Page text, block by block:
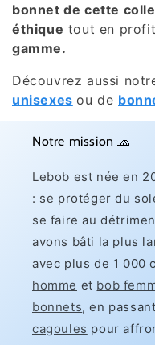
bonnet de cette
éthique tout en
gamme.
Découvrez aussi
unisexes ou de
Notre mission 🧢
Lebob est née en
: se protéger du
se faire au
avons bâti la plus
avec plus de 1 000
homme et bob
bonnets, en
cagoules pour